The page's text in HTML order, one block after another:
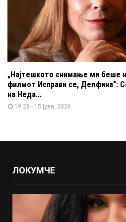
„Најтешкото снимање ми беше
филмот Исправи се, Делфина“:
на Неда...
19:28 - 15 јули, 2026
ЛОКУМЧЕ